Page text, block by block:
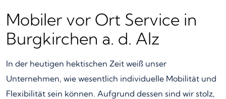
Mobiler vor Ort Service in
Burgkirchen a. d. Alz
In der heutigen hektischen Zeit weiß unser
Unternehmen, wie wesentlich individuelle Mobilität und
Flexibilität sein können. Aufgrund dessen sind wir stolz,